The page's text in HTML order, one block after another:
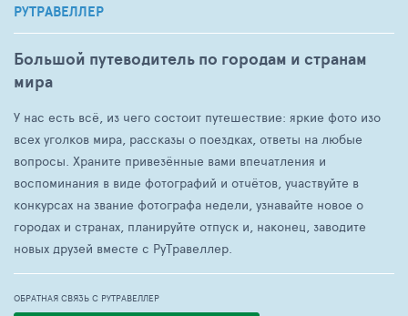
РУТРАВЕЛЛЕР
Большой путеводитель по городам и странам
мира
У нас есть всё, из чего состоит путешествие: яркие фото изо
всех уголков мира, рассказы о поездках, ответы на любые
вопросы. Храните привезённые вами впечатления и
воспоминания в виде фотографий и отчётов, участвуйте в
конкурсах на звание фотографа недели, узнавайте новое о
городах и странах, планируйте отпуск и, наконец, заводите
новых друзей вместе с РуТравеллер.
ОБРАТНАЯ СВЯЗЬ С РУТРАВЕЛЛЕР